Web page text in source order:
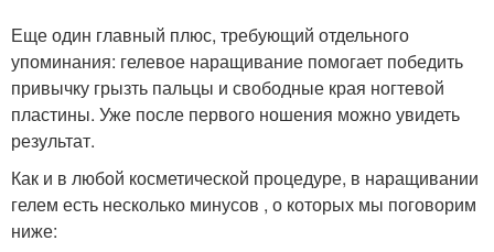
Еще один главный плюс, требующий отдельного
упоминания: гелевое наращивание помогает победить
привычку грызть пальцы и свободные края ногтевой
пластины. Уже после первого ношения можно увидеть
результат.
Как и в любой косметической процедуре, в наращивании
гелем есть несколько минусов , о которых мы поговорим
ниже: